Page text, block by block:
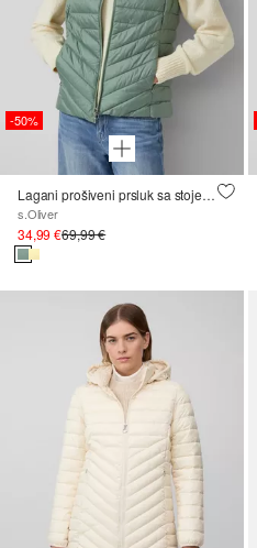
-50%
Lagani prošiveni prsluk sa stojećim ovratnikom i dizajnom koji se može sklopiti
s.Oliver
34,99 €69,99 €